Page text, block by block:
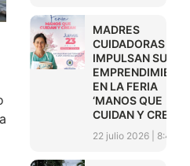
MADRES
CUIDADORAS
IMPULSAN SUS
EN LA FERIA
‘MANOS QUE
CUIDAN Y CREAN’
22 julio 2026 8:45